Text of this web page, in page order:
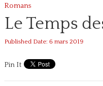
Romans
Le Temps
Published Date: 6 mars 2019
Pin It